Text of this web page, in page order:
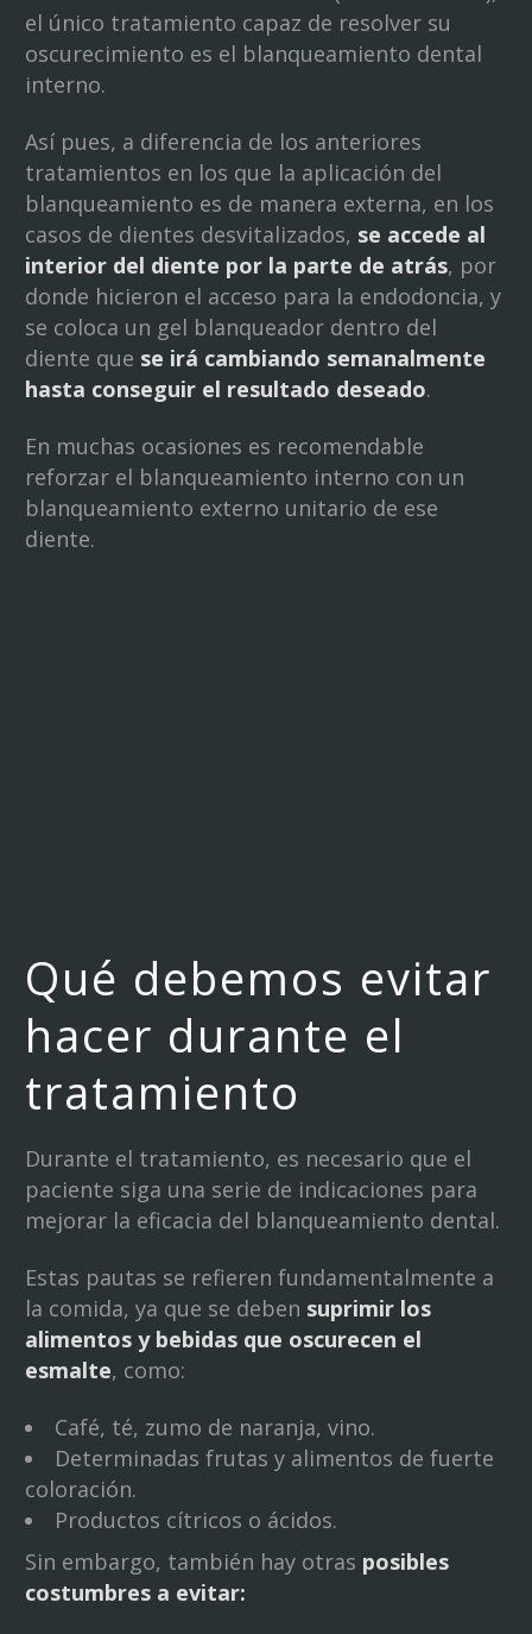
el único tratamiento capaz de resolver su
oscurecimiento es el blanqueamiento dental
interno.
Así pues, a diferencia de los anteriores
tratamientos en los que la aplicación del
blanqueamiento es de manera externa, en los
casos de dientes desvitalizados, se accede al
interior del diente por la parte de atrás, por
donde hicieron el acceso para la endodoncia, y
se coloca un gel blanqueador dentro del
diente que se irá cambiando semanalmente
hasta conseguir el resultado deseado.
En muchas ocasiones es recomendable
reforzar el blanqueamiento interno con un
blanqueamiento externo unitario de ese
diente.
Qué debemos evitar
hacer durante el
tratamiento
Durante el tratamiento, es necesario que el
paciente siga una serie de indicaciones para
mejorar la eficacia del blanqueamiento dental.
Estas pautas se refieren fundamentalmente a
la comida, ya que se deben suprimir los
alimentos y bebidas que oscurecen el
esmalte, como:
Café, té, zumo de naranja, vino.
Determinadas frutas y alimentos de fuerte
coloración.
Productos cítricos o ácidos.
Sin embargo, también hay otras posibles
costumbres a evitar: